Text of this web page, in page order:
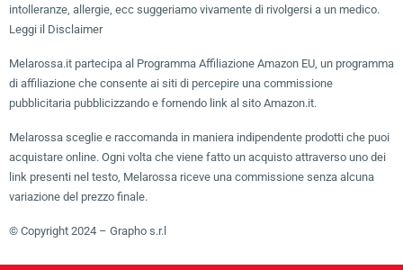
intolleranze, allergie, ecc suggeriamo vivamente di rivolgersi a un medico.
Leggi il Disclaimer
Melarossa.it partecipa al Programma Affiliazione Amazon EU, un programma
di affiliazione che consente ai siti di percepire una commissione
pubblicitaria pubblicizzando e fornendo link al sito Amazon.it.
Melarossa sceglie e raccomanda in maniera indipendente prodotti che puoi
acquistare online. Ogni volta che viene fatto un acquisto attraverso uno dei
link presenti nel testo, Melarossa riceve una commissione senza alcuna
variazione del prezzo finale.
© Copyright 2024 – Grapho s.r.l